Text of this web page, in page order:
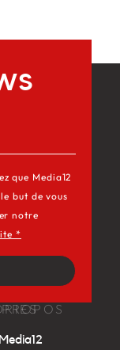
Media12
que Media12
but de vous
notre
*